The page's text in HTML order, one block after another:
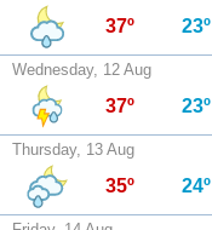
37º 23º
Wednesday, 12 Aug
37º 23º
Thursday, 13 Aug
35º 24º